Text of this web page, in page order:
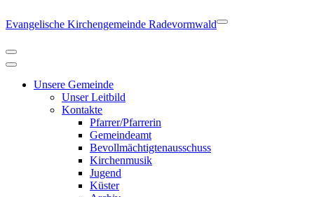
Evangelische Kirchengemeinde Radevormwald Navigationsmenü
Navigationsmenü
Unsere Gemeinde
Unser Leitbild
Kontakte
Pfarrer/Pfarrerin
Gemeindeamt
Bevollmächtigtenausschuss
Kirchenmusik
Jugend
Küster